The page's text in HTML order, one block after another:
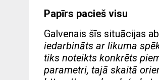
Papīrs pacieš visu
Galvenais šīs situācijas
iedarbināts ar likuma
tiks noteikts konkrēts
parametri, tajā skaitā